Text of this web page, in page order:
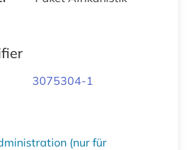
3075304-1
(nur für